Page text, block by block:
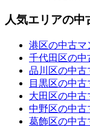
人気エリアの中
港区の中古マ
千代田区の中
品川区の中古
目黒区の中
大田区の中古
中野区の中古
葛飾区の中古